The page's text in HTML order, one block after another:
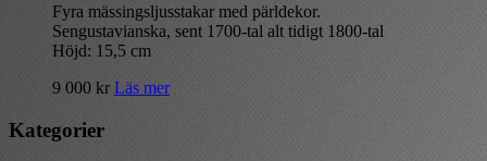
Fyra mässingsljusstakar med pärldekor.
Sengustavianska, sent 1700-tal alt tidigt 1800-tal
Höjd: 15,5 cm
9 000 kr Läs mer
Kategorier